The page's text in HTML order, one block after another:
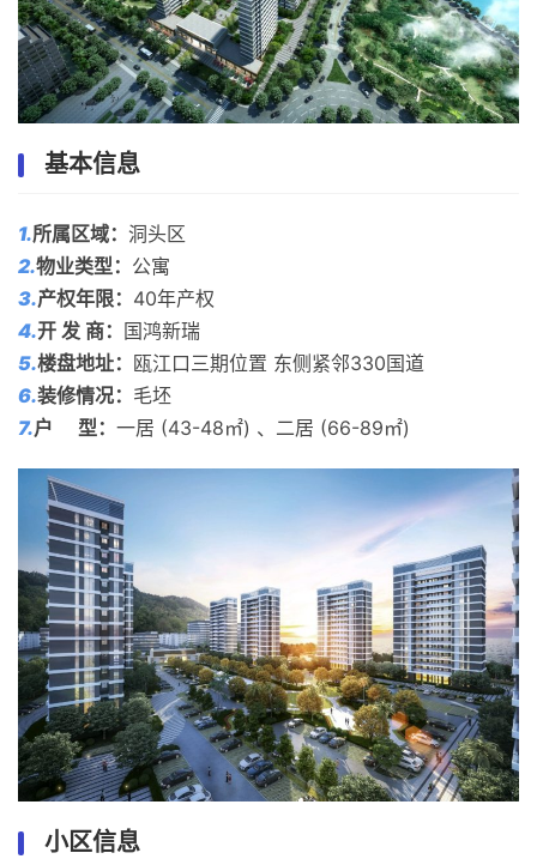
基本信息
1.所属区域： 洞头区
2.物业类型： 公寓
3.产权年限： 40年产权
4.开 发 商： 国鸿新瑞
5.楼盘地址： 瓯江口三期位置 东侧紧邻330国道
6.装修情况： 毛坯
7.户 型 ： 一居 (43-48㎡) 、二居 (66-89㎡)
小区信息